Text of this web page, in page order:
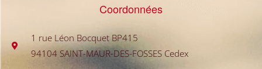
Coordonnées
1 rue Léon Bocquet BP415
94104 SAINT-MAUR-DES-FOSSES Cedex